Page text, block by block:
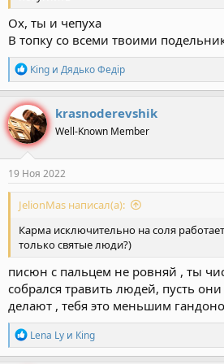
Ох, ты и чепуха
В топку со всеми твоими
Р
е
а
к
ц
и
и
:
Кing и Дядько Федiр
krasnoderevshik
Well-Known Member
19 Ноя 2022
JelionMas написал(а):
Карма исключительно на соля
только святые люди?)
писюн с пальцем не ровняй , ты
собрался травить людей, пусть
делают , тебя это меньшим
Р
е
а
Lena Ly и Кing